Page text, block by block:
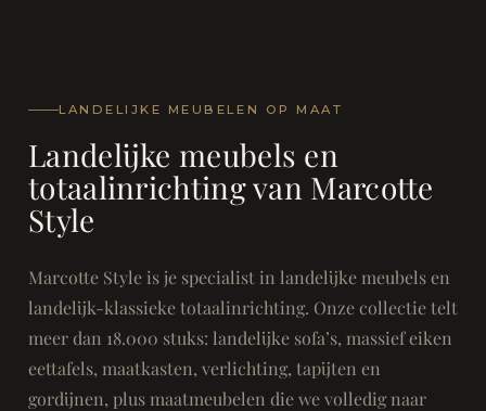
LANDELIJKE MEUBELEN OP MAAT
Landelijke meubels en
totaalinrichting van Marcotte
Style
Marcotte Style is je specialist in landelijke meubels en
landelijk-klassieke totaalinrichting. Onze collectie telt
meer dan 18.000 stuks: landelijke sofa’s, massief eiken
eettafels, maatkasten, verlichting, tapijten en
gordijnen, plus maatmeubelen die we volledig naar